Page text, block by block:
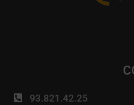
93.821.42.25